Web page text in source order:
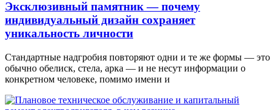
Эксклюзивный памятник — почему
индивидуальный дизайн сохраняет
уникальность личности
Стандартные надгробия повторяют одни и те же формы — это
обычно обелиск, стела, арка — и не несут информации о
конкретном человеке, помимо имени и